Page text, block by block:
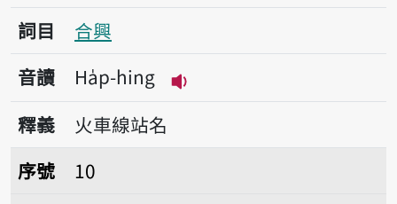
詞目
合興
音讀
Ha̍p-hing
播放音讀Ha̍p-hing
釋義
火車線站名
序號10興化廍
序號
10